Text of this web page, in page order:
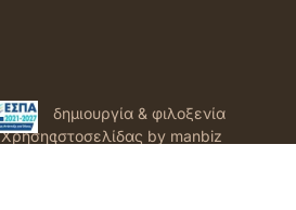
Όροι
Χρήσης
δημιουργία & φιλοξενία
ιστοσελίδας by manbiz